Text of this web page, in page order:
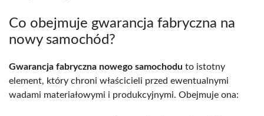
Co obejmuje gwarancja fabryczna na
nowy samochód?
Gwarancja fabryczna nowego samochodu to istotny
element, który chroni właścicieli przed ewentualnymi
wadami materiałowymi i produkcyjnymi. Obejmuje ona: